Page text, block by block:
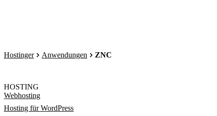
Hostinger Anwendungen ZNC
HOSTING
Webhosting
Hosting für WordPress